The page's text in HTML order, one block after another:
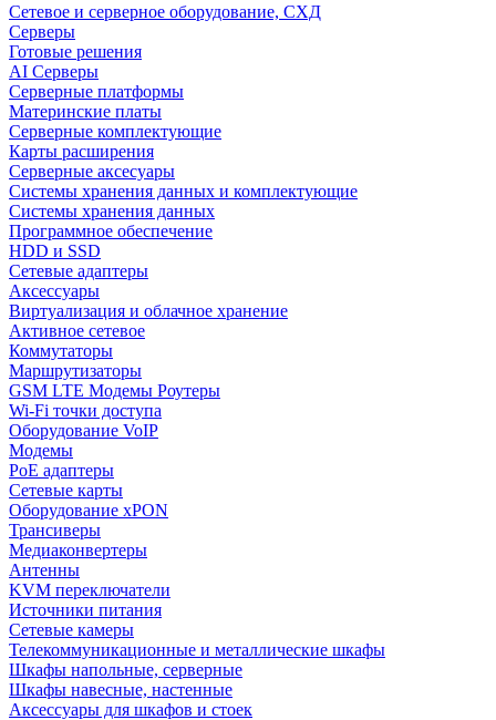
Сетевое и серверное оборудование, СХД
Cерверы
Готовые решения
AI Серверы
Серверные платформы
Материнские платы
Серверные комплектующие
Карты расширения
Серверные аксесуары
Системы хранения данных и комплектующие
Системы хранения данных
Программное обеспечение
HDD и SSD
Сетевые адаптеры
Аксессуары
Виртуализация и облачное хранение
Активное сетевое
Коммутаторы
Маршрутизаторы
GSM LTE Модемы Роутеры
Wi-Fi точки доступа
Оборудование VoIP
Модемы
PoE адаптеры
Сетевые карты
Оборудование xPON
Трансиверы
Медиаконвертеры
Антенны
KVM переключатели
Источники питания
Сетевые камеры
Телекоммуникационные и металлические шкафы
Шкафы напольные, серверные
Шкафы навесные, настенные
Аксессуары для шкафов и стоек